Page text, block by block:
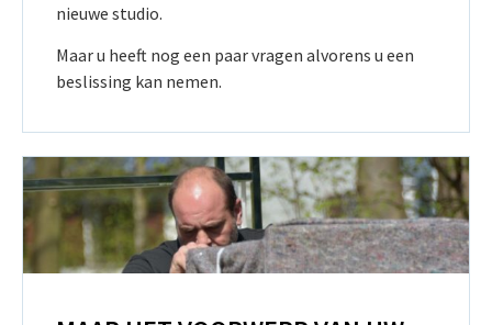
nieuwe studio.
Maar u heeft nog een paar vragen alvorens u een
beslissing kan nemen.